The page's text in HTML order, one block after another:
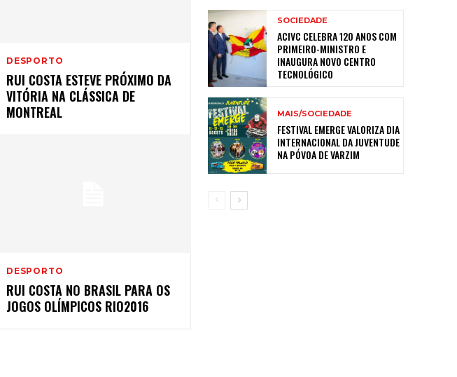
DESPORTO
RUI COSTA ESTEVE PRÓXIMO DA
VITÓRIA NA CLÁSSICA DE
MONTREAL
DESPORTO
RUI COSTA NO BRASIL PARA OS
JOGOS OLÍMPICOS RIO2016
SOCIEDADE
ACIVC CELEBRA 120 ANOS COM
PRIMEIRO-MINISTRO E
INAUGURA NOVO CENTRO
TECNOLÓGICO
MAIS/SOCIEDADE
FESTIVAL EMERGE VALORIZA DIA
INTERNACIONAL DA JUVENTUDE
NA PÓVOA DE VARZIM